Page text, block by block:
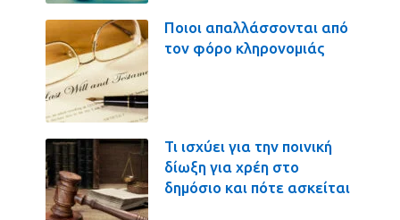
Ποιοι απαλλάσσονται από
τον φόρο κληρονομιάς
Τι ισχύει για την ποινική
δίωξη για χρέη στο
δημόσιο και πότε ασκείται